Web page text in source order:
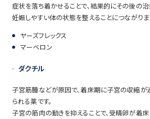
症状を落ち着かせることで、結果的にその後の治
妊娠しやすい体の状態を整えることにつながりま
ヤーズフレックス
マーベロン
ダクチル
子宮筋腫などが原因で、着床期に子宮の収縮
られる薬です。
子宮の筋肉の動きを抑えることで、受精卵が着